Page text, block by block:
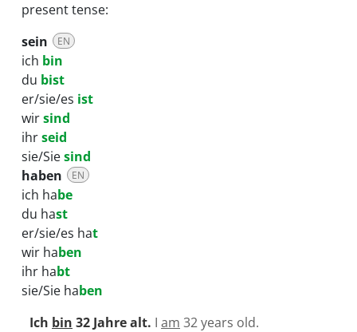
present tense:
sein
EN
ich bin
du bist
er/sie/es ist
wirsind
ihrseid
sie/Siesind
haben
EN
ich habe
du hast
er/sie/es hat
wir haben
ihr habt
sie/Sie haben
Ich bin 32 Jahre alt. I am 32 years old.